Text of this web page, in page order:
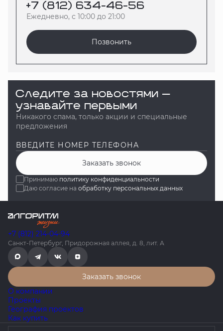
+7 (812) 634-46-56
Ежедневно, с 10:00 до 21:00
Позвонить
Следите за новостями —
узнавайте первыми
Никакого спама, только акции и специальные
предложения
ВВЕДИТЕ НОМЕР ТЕЛЕФОНА
Заказать звонок
Принимаю политику конфиденциальности
Даю согласие на обработку персональных данных
+7 (812) 214-04-94
Санкт-Петербург, Придорожная аллея, д. 8, лит. А
Заказать звонок
О компании
Проекты
География проектов
Как купить